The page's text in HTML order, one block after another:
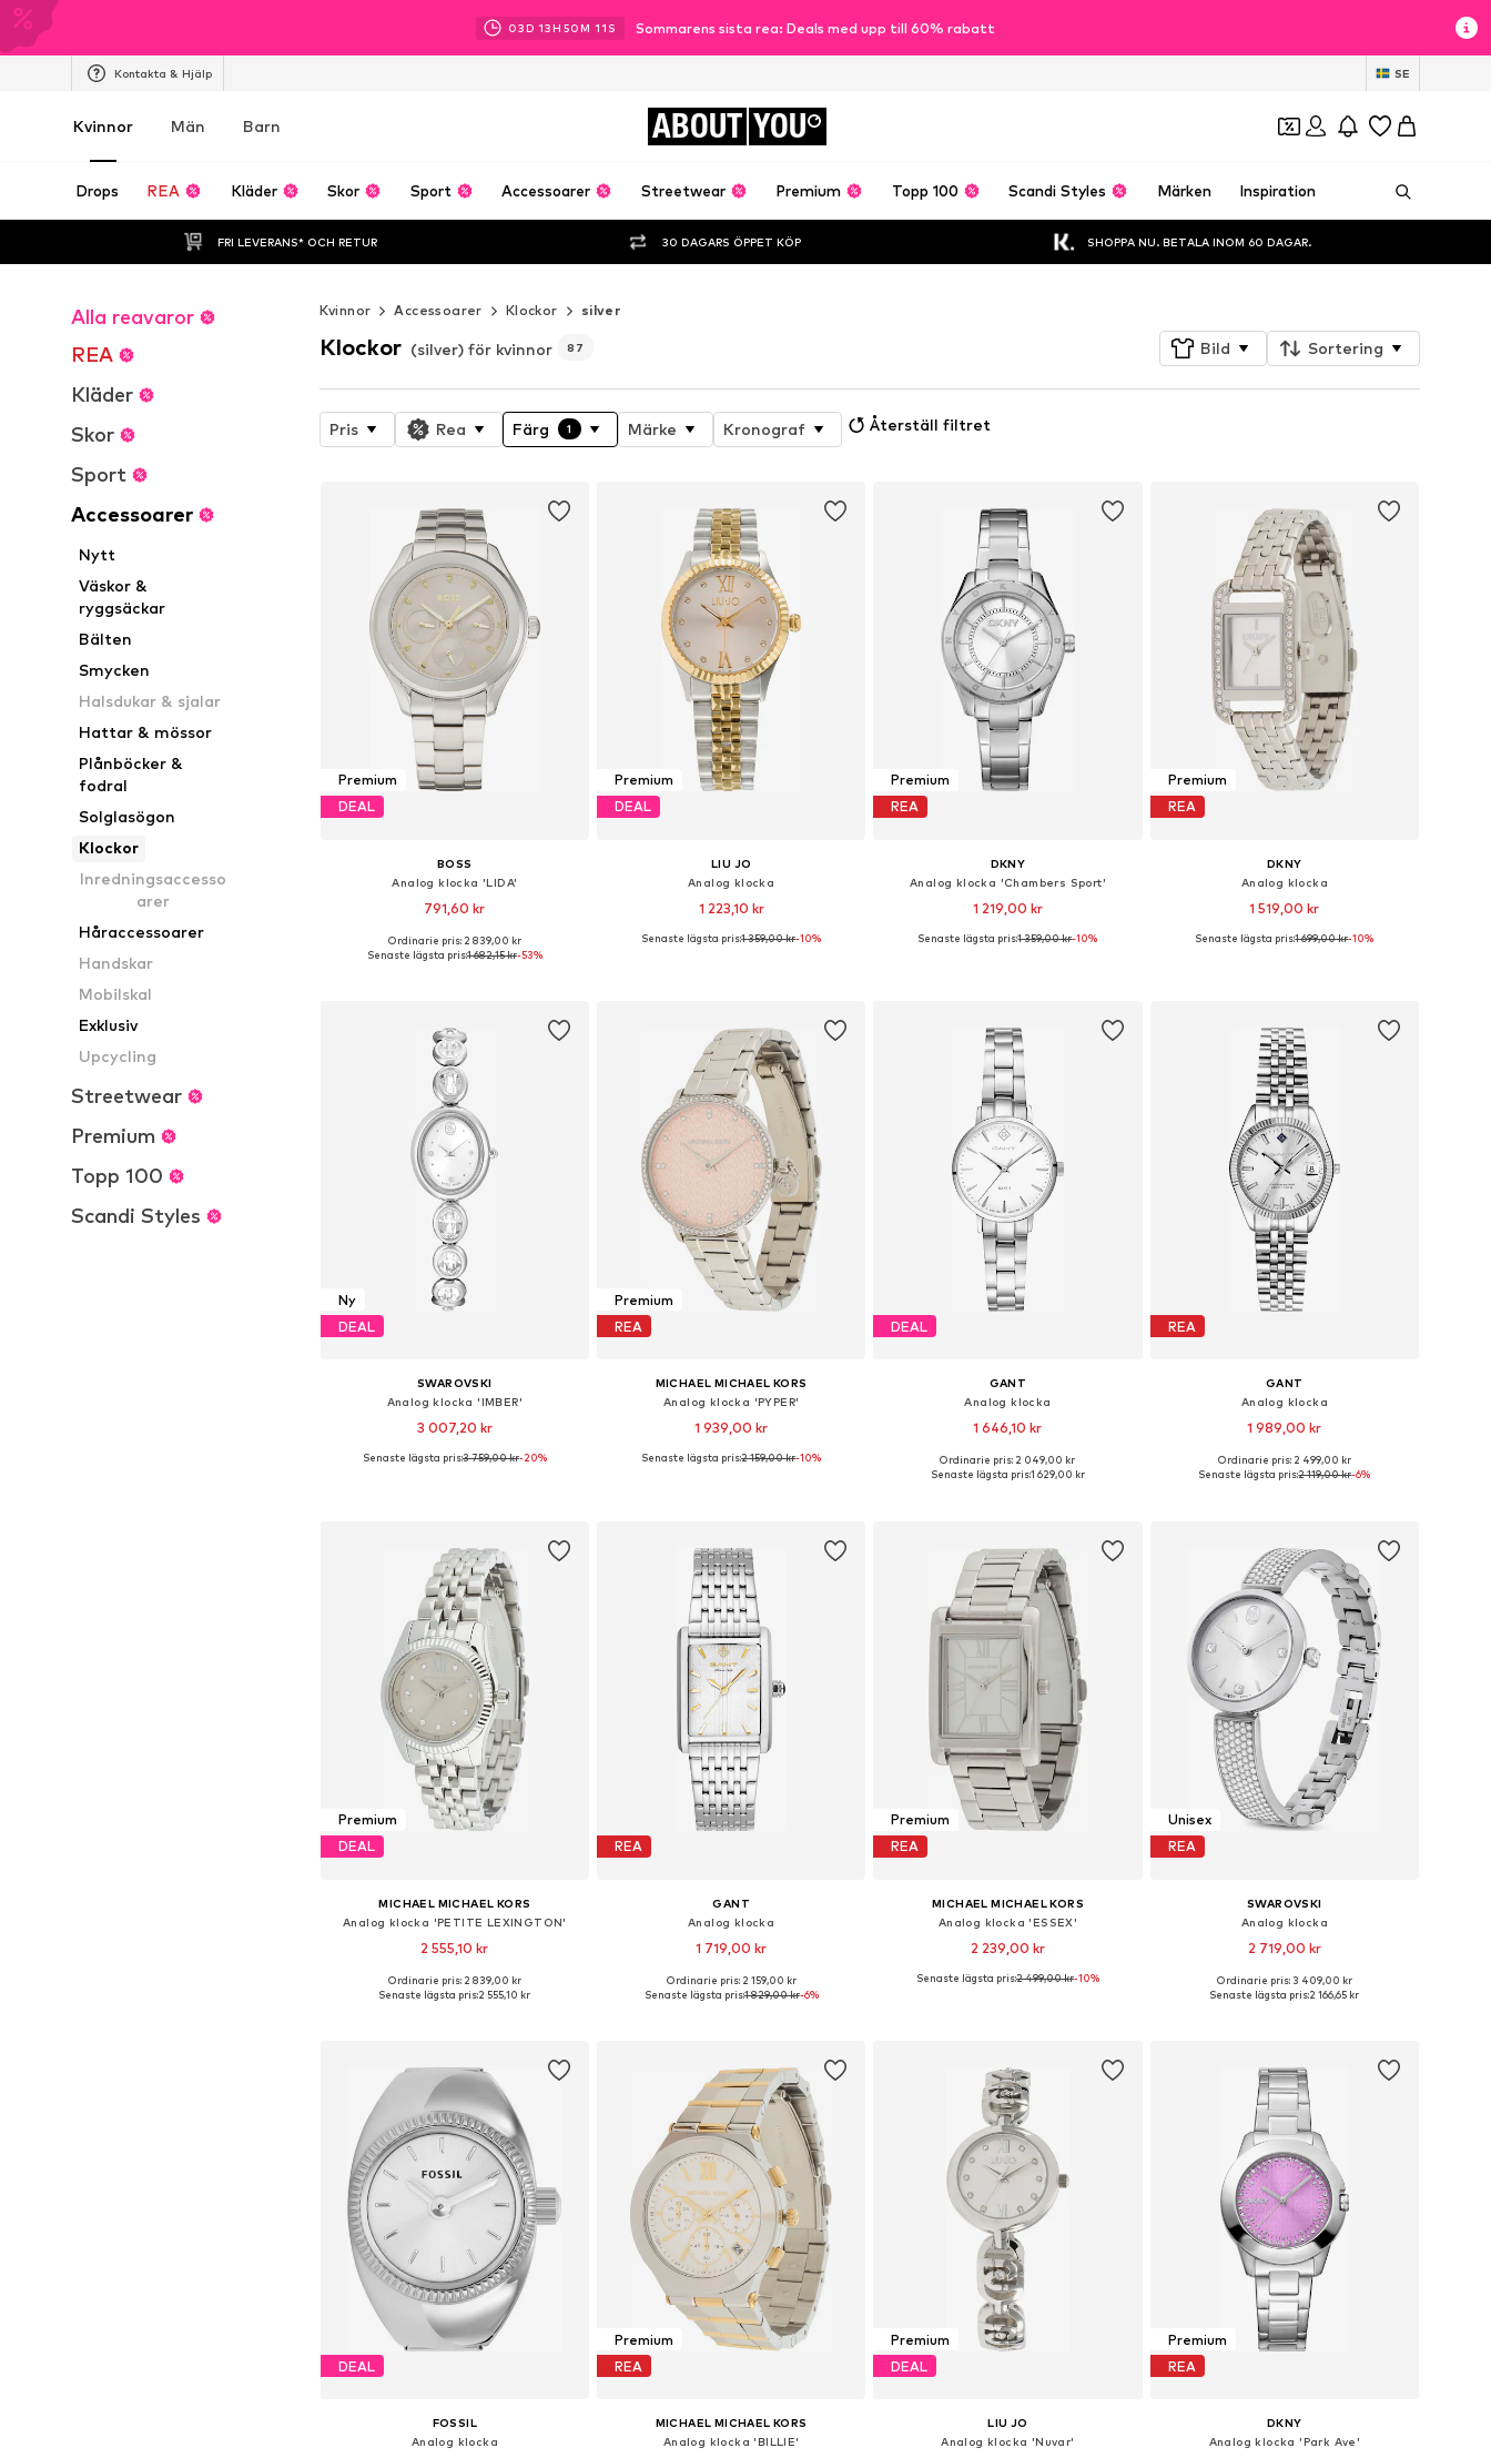
03D 13H 50M 09S Sommarens sista rea: Deals med upp till 60% rabatt
Kontakta & Hjälp SE
Kvinnor Män Barn ABOUT YOU
Drops REA Kläder Skor Sport Accessoarer Streetwear Premium Topp 100 Scandi Styles Märken Inspiration
FRI LEVERANS* OCH RETUR 30 DAGARS ÖPPET KÖP SHOPPA NU. BETALA INOM 60 DAGAR.
Alla reavaror
REA
Kläder
Skor
Sport
Accessoarer
Nytt
Väskor &
ryggsäckar
Bälten
Smycken
Halsdukar & sjalar
Hattar & mössor
Plånböcker &
fodral
Solglasögon
Klockor
Inredningsaccesso
arer
Håraccessoarer
Handskar
Mobilskal
Exklusiv
Upcycling
Streetwear
Premium
Topp 100
Scandi Styles
Kvinnor Accessoarer Klockor silver
Klockor (silver) för kvinnor 87 Bild Sortering
Pris Rea Färg 1 Märke Kronograf Återställ filtret
Premium
DEAL
BOSS
Analog klocka 'LIDA'
791,60 kr
Tillgängliga storlekar: One Size
Ordinarie pris: 2 839,00 kr
Senaste lägsta pris:1 682,15 kr-53%
Premium
DEAL
LIU JO
Analog klocka
1 223,10 kr
Tillgängliga storlekar: One Size
Senaste lägsta pris:1 359,00 kr-10%
Premium
REA
DKNY
Analog klocka 'Chambers Sport'
1 219,00 kr
Tillgängliga storlekar: One Size
Senaste lägsta pris:1 359,00 kr-10%
Premium
REA
DKNY
Analog klocka
1 519,00 kr
Tillgängliga storlekar: One Size
Senaste lägsta pris:1 699,00 kr-10%
Ny
DEAL
SWAROVSKI
Analog klocka 'IMBER'
3 007,20 kr
Tillgängliga storlekar: One Size
Senaste lägsta pris:3 759,00 kr-20%
Premium
REA
MICHAEL MICHAEL KORS
Analog klocka 'PYPER'
1 939,00 kr
Tillgängliga storlekar: One Size
Senaste lägsta pris:2 159,00 kr-10%
DEAL
GANT
Analog klocka
1 646,10 kr
Tillgängliga storlekar: One Size
Ordinarie pris: 2 049,00 kr
Senaste lägsta pris:1 629,00 kr
REA
GANT
Analog klocka
1 989,00 kr
Tillgängliga storlekar: One Size
Ordinarie pris: 2 499,00 kr
Senaste lägsta pris:2 119,00 kr-6%
Premium
DEAL
MICHAEL MICHAEL KORS
Analog klocka 'PETITE LEXINGTON'
2 555,10 kr
Tillgängliga storlekar: One Size
Ordinarie pris: 2 839,00 kr
Senaste lägsta pris:2 555,10 kr
REA
GANT
Analog klocka
1 719,00 kr
Tillgängliga storlekar: One Size
Ordinarie pris: 2 159,00 kr
Senaste lägsta pris:1 829,00 kr-6%
Premium
REA
MICHAEL MICHAEL KORS
Analog klocka 'ESSEX'
2 239,00 kr
Tillgängliga storlekar: One Size
Senaste lägsta pris:2 499,00 kr-10%
Unisex
REA
SWAROVSKI
Analog klocka
2 719,00 kr
Tillgängliga storlekar: One Size
Ordinarie pris: 3 409,00 kr
Senaste lägsta pris:2 166,65 kr
DEAL
FOSSIL
Analog klocka
Premium
REA
MICHAEL MICHAEL KORS
Analog klocka 'BILLIE'
Premium
DEAL
LIU JO
Analog klocka 'Nuvar'
Premium
REA
DKNY
Analog klocka 'Park Ave'